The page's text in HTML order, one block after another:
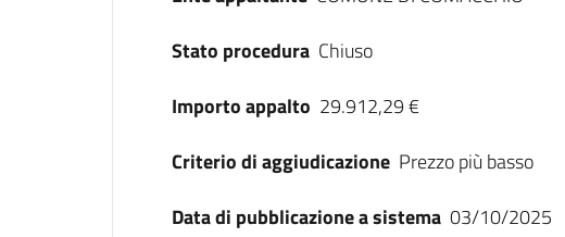
Stato procedura Chiuso
Importo appalto 29.912,29 €
Criterio di aggiudicazione Prezzo più basso
Data di pubblicazione a sistema 03/10/2025